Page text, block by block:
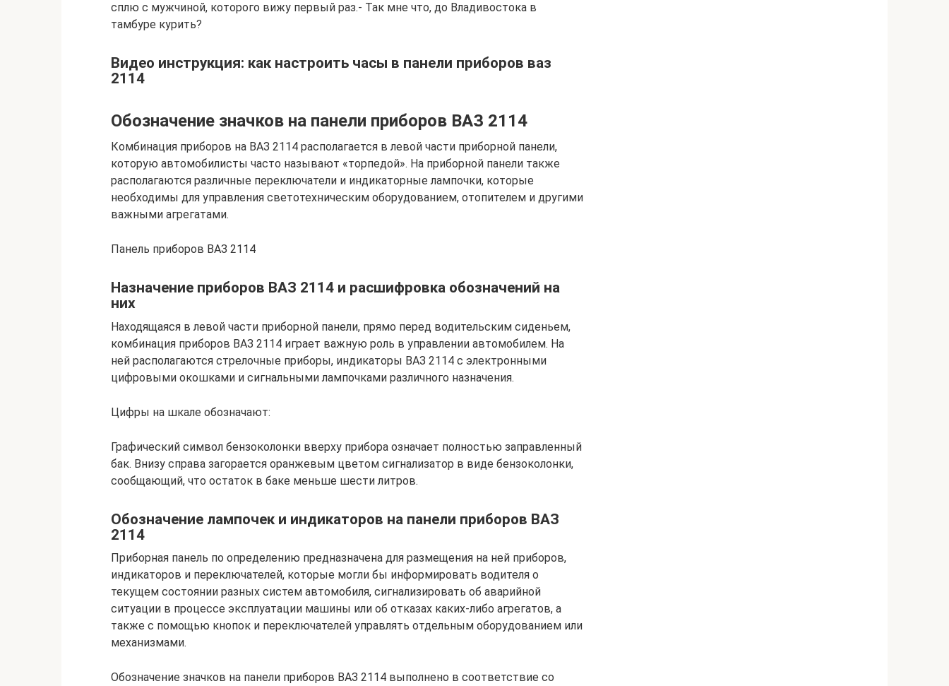
сплю с мужчиной, которого вижу первый раз.- Так мне что, до Владивостока в
тамбуре курить?
Видео инструкция: как настроить часы в панели приборов ваз
2114
Обозначение значков на панели приборов ВАЗ 2114
Комбинация приборов на ВАЗ 2114 располагается в левой части приборной панели,
которую автомобилисты часто называют «торпедой». На приборной панели также
располагаются различные переключатели и индикаторные лампочки, которые
необходимы для управления светотехническим оборудованием, отопителем и другими
важными агрегатами.
Панель приборов ВАЗ 2114
Назначение приборов ВАЗ 2114 и расшифровка обозначений на
них
Находящаяся в левой части приборной панели, прямо перед водительским сиденьем,
комбинация приборов ВАЗ 2114 играет важную роль в управлении автомобилем. На
ней располагаются стрелочные приборы, индикаторы ВАЗ 2114 с электронными
цифровыми окошками и сигнальными лампочками различного назначения.
Цифры на шкале обозначают:
Графический символ бензоколонки вверху прибора означает полностью заправленный
бак. Внизу справа загорается оранжевым цветом сигнализатор в виде бензоколонки,
сообщающий, что остаток в баке меньше шести литров.
Обозначение лампочек и индикаторов на панели приборов ВАЗ
2114
Приборная панель по определению предназначена для размещения на ней приборов,
индикаторов и переключателей, которые могли бы информировать водителя о
текущем состоянии разных систем автомобиля, сигнализировать об аварийной
ситуации в процессе эксплуатации машины или об отказах каких-либо агрегатов, а
также с помощью кнопок и переключателей управлять отдельным оборудованием или
механизмами.
Обозначение значков на панели приборов ВАЗ 2114 выполнено в соответствие со